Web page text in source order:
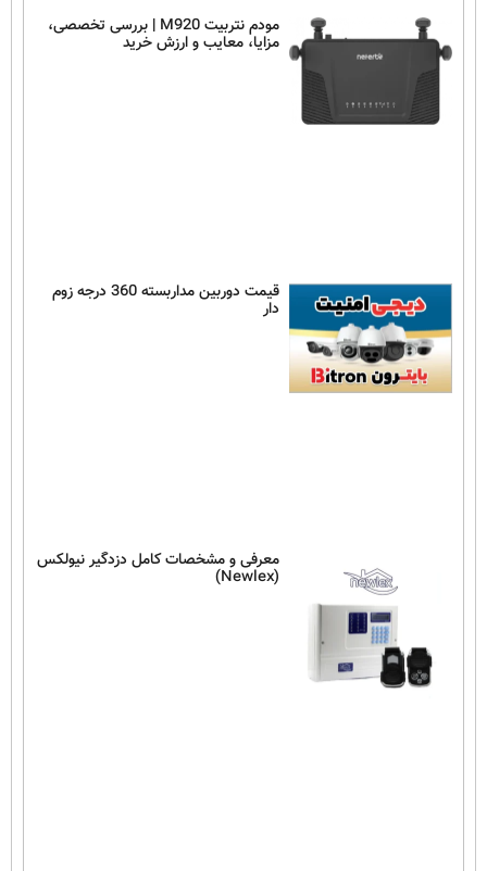
مودم نتربیت M920 | بررسی تخصصی،
مزایا، معایب و ارزش خرید
قیمت دوربین مداربسته 360 درجه زوم
دار
معرفی و مشخصات کامل دزدگیر نیولکس
(Newlex)